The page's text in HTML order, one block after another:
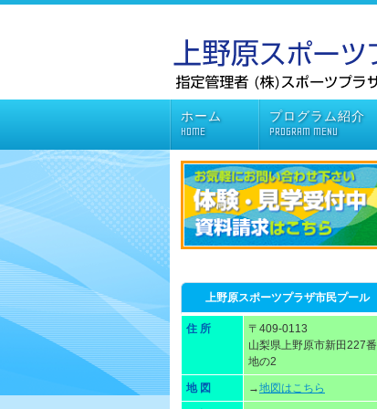
ホーム
HOME
プログラム紹介
PROGRAM MENU
上野原スポーツプラザ市民プール
住 所
〒409-0113
山梨県上野原市新田227番
地の2
地 図 →地図はこちら